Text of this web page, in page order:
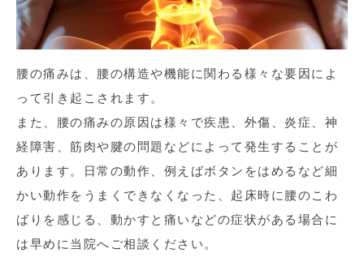
腰の痛みは、腰の構造や機能に関わる様々な要因によ
って引き起こされます。
また、腰の痛みの原因は様々で疾患、外傷、炎症、神
経障害、筋肉や腱の問題などによって発生することが
あります。日常の動作、例えばボタンをはめるなど細
かい動作をうまくできなくなった、起床時に腰のこわ
ばりを感じる、動かすと痛いなどの症状がある場合に
は早めに当院へご相談ください。